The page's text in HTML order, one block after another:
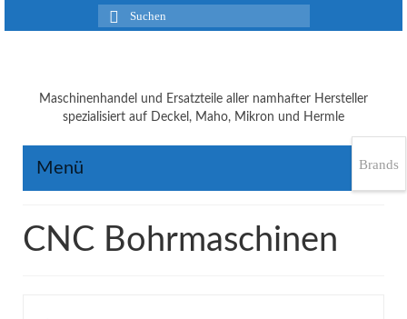
Suchen
nach:
Maschinenhandel und Ersatzteile aller namhafter Hersteller
spezialisiert auf Deckel, Maho, Mikron und Hermle
Menü
CNC Bohrmaschinen
Brands